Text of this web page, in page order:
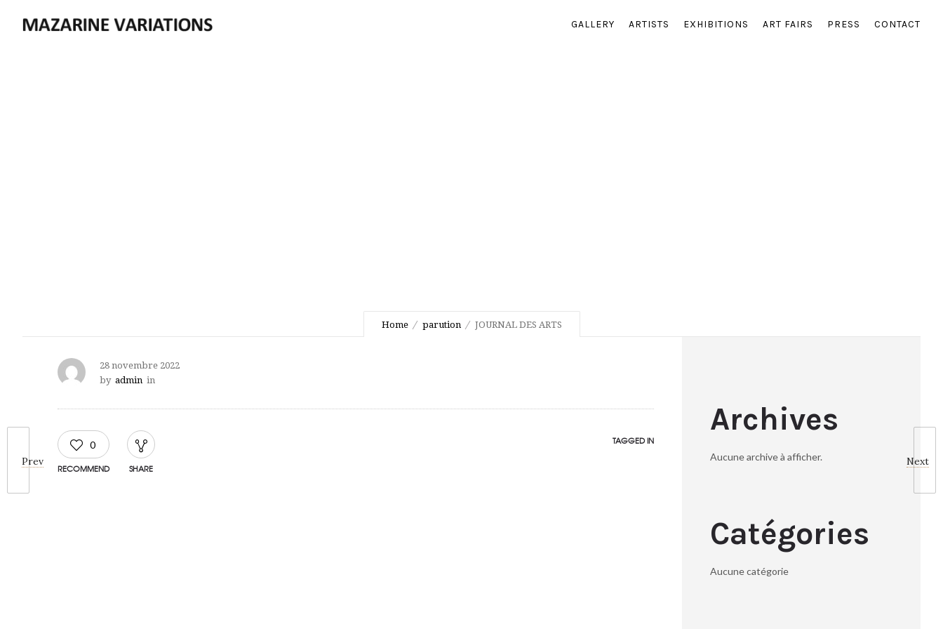
GALLERY ARTISTS EXHIBITIONS ART FAIRS PRESS CONTACT
Home parution JOURNAL DES ARTS
Prev Next
28 novembre 2022
by admin in
0
RECOMMEND SHARE
TAGGED IN
Archives
Aucune archive à afficher.
Catégories
Aucune catégorie